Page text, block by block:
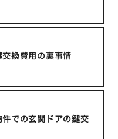
換費用の裏事情
での玄関ドアの鍵交